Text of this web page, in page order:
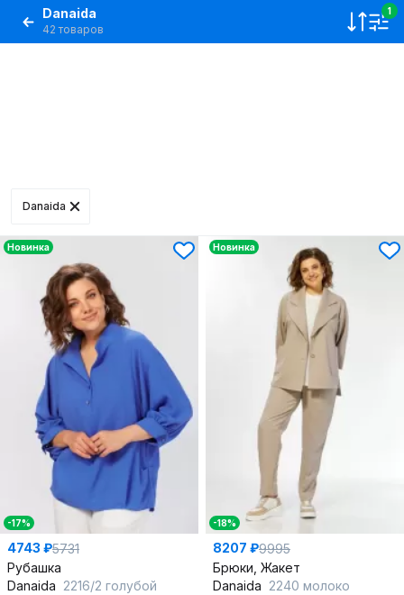
Danaida
42 товаров
1
Danaida
Новинка
-17%
4743 ₽5731
Рубашка
Danaida 2216/2 голубой
Новинка
-18%
8207 ₽9995
Брюки, Жакет
Danaida 2240 молоко